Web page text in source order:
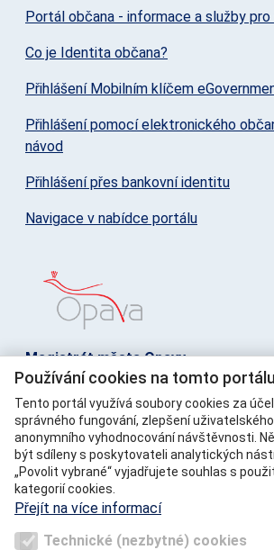
Portál občana - informace a služby
Co je Identita občana?
Přihlášení Mobilním klíčem
Přihlášení pomocí elektronického
návod
Přihlášení přes bankovní identitu
Navigace v nabídce portálu
Magistrát města Opavy
Horní náměstí 69, 746 01 Opava
Telefon: +420 553 756 111
E-mail: posta@opava-city.cz
IČ: 00300535
DIČ: CZ00300535
ID datové schránky: 5eabx4t
Napište nám
Používání cookies na tomto portálu
Tento portál využívá soubory cookies za
správného fungování, zlepšení
anonymního vyhodnocování návštěvnosti.
být sdíleny s poskytovateli analytických
„Povolit vybrané“ vyjadřujete souhlas s
kategorií cookies.
Přejít na více informací
Technické (nezbytné) cookies